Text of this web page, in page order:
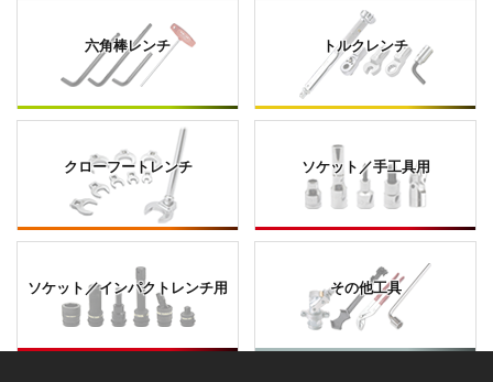
六角棒レンチ トルクレンチ
クローフートレンチ ソケット／手工具用
ソケット／インパクトレンチ用 その他工具